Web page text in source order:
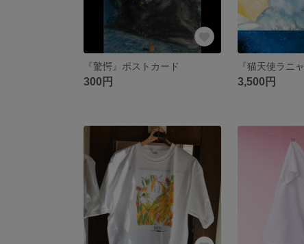
『驚愕』ポストカード
300円 3,500円